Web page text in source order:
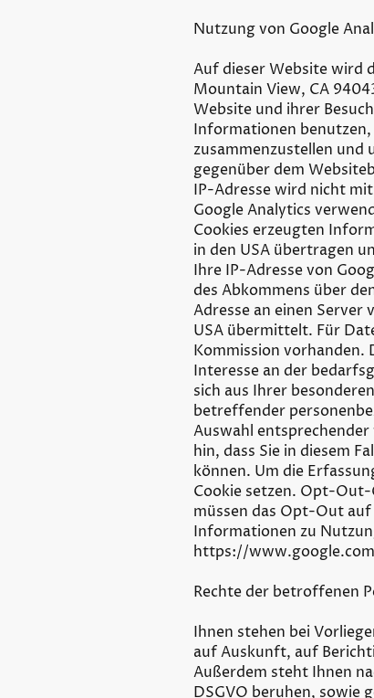
Nutzung von Google
Auf dieser Website wird
Mountain View, CA
Website und ihrer
Informationen
zusammenzustellen
gegenüber dem
IP-Adresse wird nicht
Google Analytics
Cookies erzeugten
in den USA übertragen
Ihre IP-Adresse von
des Abkommens über
Adresse an einen
USA übermittelt. Für
Kommission vorhanden.
Interesse an der
sich aus Ihrer
betreffender
Auswahl
hin, dass Sie in diesem
können. Um die
Cookie setzen. Opt-Out-
müssen das Opt-Out
Informationen zu
https://
Rechte der betroffenen
Ihnen stehen bei
auf Auskunft, auf
Außerdem steht Ihnen
DSGVO beruhen, sowie